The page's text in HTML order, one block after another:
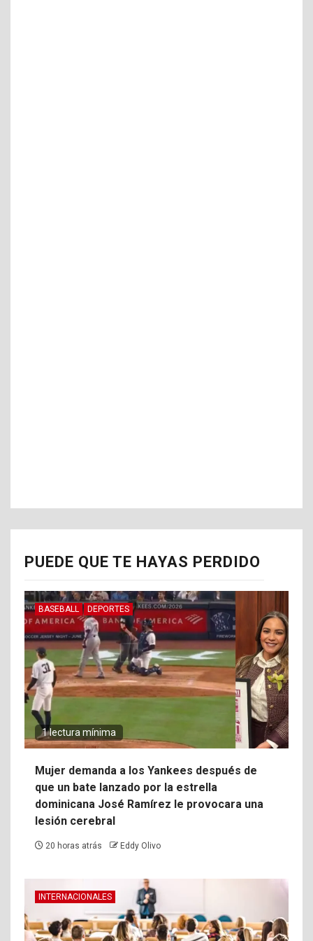
PUEDE QUE TE HAYAS PERDIDO
BASEBALL DEPORTES
1 lectura mínima
Mujer demanda a los Yankees después de
que un bate lanzado por la estrella
dominicana José Ramírez le provocara una
lesión cerebral
20 horas atrás Eddy Olivo
INTERNACIONALES